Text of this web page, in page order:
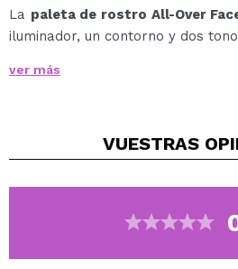
La paleta de rostro All-Over
iluminador, un contorno y dos
la piel y se desliza sin
impecable y una cobertura
suavemente sobre la piel y
El colorete sedoso se mezcla
ver más
VUESTRAS